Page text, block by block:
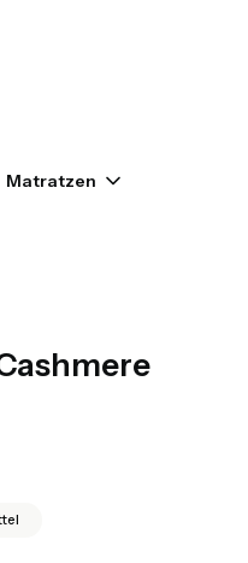
Matratzen